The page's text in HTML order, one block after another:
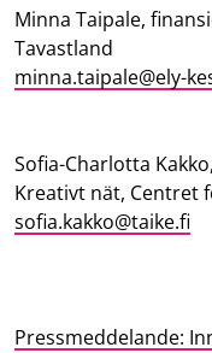
Minna Taipale,
Tavastland
minna.taipale@ely-
Sofia-Charlotta
Kreativt nät, Centret
sofia.kakko@taike.fi
Pressmeddelande: